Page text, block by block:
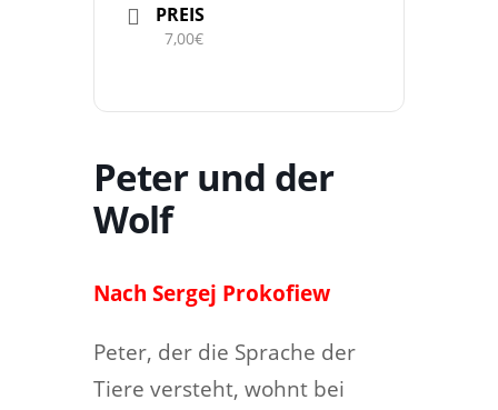
PREIS
7,00€
Peter und der
Wolf
Nach Sergej Prokofiew
Peter, der die Sprache der
Tiere versteht, wohnt bei